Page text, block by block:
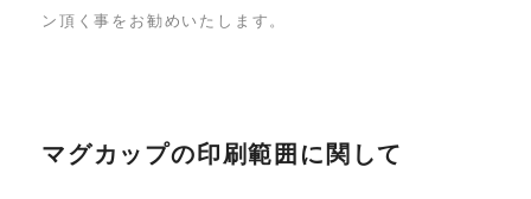
ン頂く事をお勧めいたします。
マグカップの印刷範囲に関して